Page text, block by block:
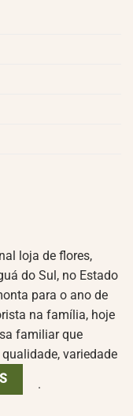
loja de flores,
do Sul, no Estado
para o ano de
na família, hoje
familiar que
variedade
.